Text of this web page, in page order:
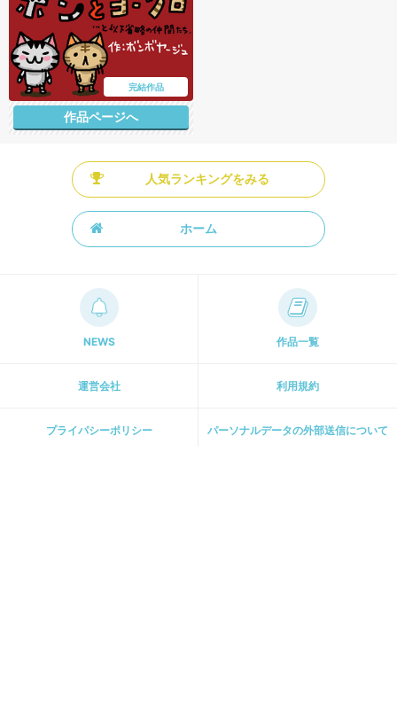
完結作品
作品ページへ
人気ランキングをみる
ホーム
NEWS 作品一覧
運営会社 利用規約
プライパシーポリシー パーソナルデータの外部送信について